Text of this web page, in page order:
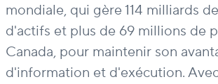
mondiale, qui gère 114 milliards
d'actifs et plus de 69 millions de
Canada, pour maintenir son
d'information et d'exécution.